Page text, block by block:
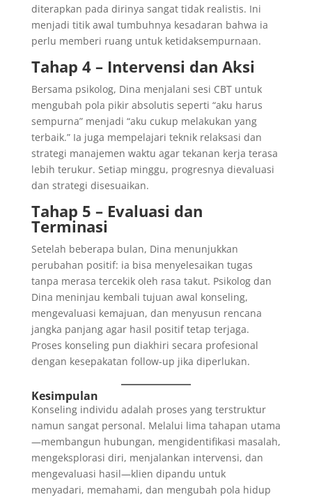
diterapkan pada dirinya sangat tidak realistis. Ini
menjadi titik awal tumbuhnya kesadaran bahwa ia
perlu memberi ruang untuk ketidaksempurnaan.
Tahap 4 – Intervensi dan Aksi
Bersama psikolog, Dina menjalani sesi CBT untuk
mengubah pola pikir absolutis seperti “aku harus
sempurna” menjadi “aku cukup melakukan yang
terbaik.” Ia juga mempelajari teknik relaksasi dan
strategi manajemen waktu agar tekanan kerja terasa
lebih terukur. Setiap minggu, progresnya dievaluasi
dan strategi disesuaikan.
Tahap 5 – Evaluasi dan
Terminasi
Setelah beberapa bulan, Dina menunjukkan
perubahan positif: ia bisa menyelesaikan tugas
tanpa merasa tercekik oleh rasa takut. Psikolog dan
Dina meninjau kembali tujuan awal konseling,
mengevaluasi kemajuan, dan menyusun rencana
jangka panjang agar hasil positif tetap terjaga.
Proses konseling pun diakhiri secara profesional
dengan kesepakatan follow-up jika diperlukan.
Kesimpulan
Konseling individu adalah proses yang terstruktur
namun sangat personal. Melalui lima tahapan utama
—membangun hubungan, mengidentifikasi masalah,
mengeksplorasi diri, menjalankan intervensi, dan
mengevaluasi hasil—klien dipandu untuk
menyadari, memahami, dan mengubah pola hidup